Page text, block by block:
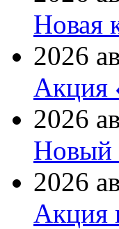
Новая
2026
Акция
2026
Новый
2026
Акция